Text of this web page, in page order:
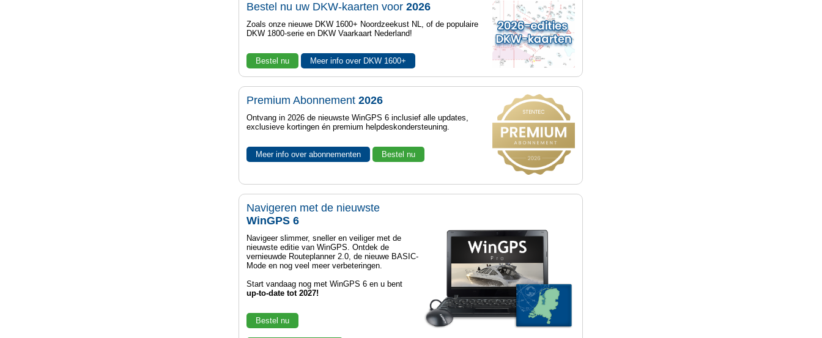
Bestel nu uw DKW-kaarten voor2026
Zoals onze nieuwe DKW 1600+ Noordzeekust NL, of de populaire
DKW 1800-serie en DKW Vaarkaart Nederland!
Bestel nu Meer info over DKW 1600+
Premium Abonnement2026
Ontvang in 2026 de nieuwste WinGPS 6 inclusief alle updates,
exclusieve kortingen én premium helpdeskondersteuning.
Meer info over abonnementen Bestel nu
Navigeren met de nieuwste
WinGPS 6
Navigeer slimmer, sneller en veiliger met de
nieuwste editie van WinGPS. Ontdek de
vernieuwde Routeplanner 2.0, de nieuwe BASIC-
Mode en nog veel meer verbeteringen.
Start vandaag nog met WinGPS 6 en u bent
up-to-date tot 2027!
Bestel nu